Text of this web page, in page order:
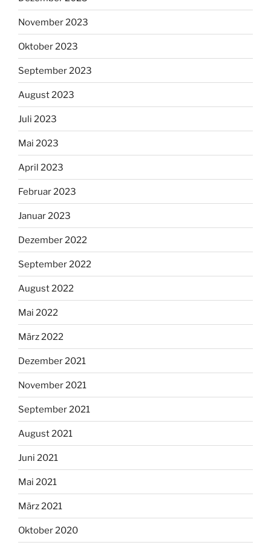
November 2023
Oktober 2023
September 2023
August 2023
Juli 2023
Mai 2023
April 2023
Februar 2023
Januar 2023
Dezember 2022
September 2022
August 2022
Mai 2022
März 2022
Dezember 2021
November 2021
September 2021
August 2021
Juni 2021
Mai 2021
März 2021
Oktober 2020